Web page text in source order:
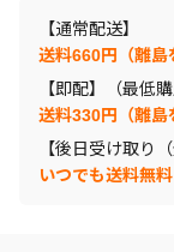
【通常配送】
送料660円（離島
【即配】（最低
送料330円（離島
【後日受け取り
いつでも送料無料